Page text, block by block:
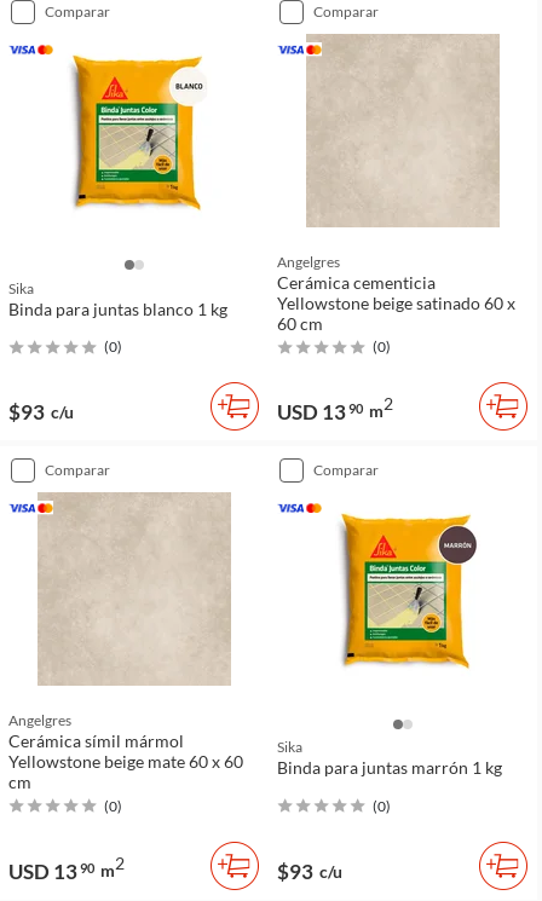
comparar
Sika
Binda para juntas blanco 1 kg
(0)
$93 c/u
comparar
Angelgres
Cerámica cementicia
Yellowstone beige satinado 60 x
60 cm
(0)
USD 1390 m2
comparar
Angelgres
Cerámica símil mármol
Yellowstone beige mate 60 x 60
cm
(0)
USD 1390 m2
comparar
Sika
Binda para juntas marrón 1 kg
(0)
$93 c/u